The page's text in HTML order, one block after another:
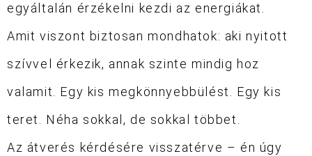
egyáltalán érzékelni kezdi az energiákat.
Amit viszont biztosan mondhatok: aki nyitott
szívvel érkezik, annak szinte mindig hoz
valamit. Egy kis megkönnyebbülést. Egy kis
teret. Néha sokkal, de sokkal többet.
Az átverés kérdésére visszatérve – én úgy